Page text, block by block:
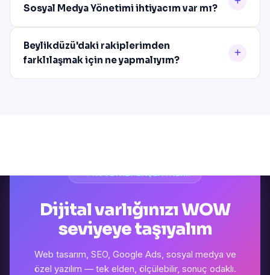
Sosyal Medya Yönetimi ihtiyacım var mı?
Beylikdüzü'daki rakiplerimden
farklılaşmak için ne yapmalıyım?
Dijital varlığınızı WOW
seviyeye taşıyalım
Web tasarım, SEO, Google Ads, sosyal medya ve
özel yazılım — tek elden, ölçülebilir, sonuç odaklı.